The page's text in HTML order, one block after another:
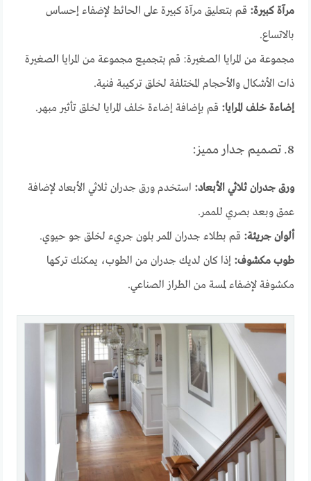
مرآة كبيرة: قم بتعليق مرآة كبيرة على الحائط لإضفاء إحساس
بالاتساع.
مجموعة من المرايا الصغيرة: قم بتجميع مجموعة من المرايا الصغيرة
ذات الأشكال والأحجام المختلفة لخلق تركيبة فنية.
إضاءة خلف المرايا: قم بإضافة إضاءة خلف المرايا لخلق تأثير مبهر.
8. تصميم جدار مميز:
ورق جدران ثلاثي الأبعاد: استخدم ورق جدران ثلاثي الأبعاد لإضافة
عمق وبعد بصري للممر.
ألوان جريئة: قم بطلاء جدران الممر بلون جريء لخلق جو حيوي.
طوب مكشوف: إذا كان لديك جدران من الطوب، يمكنك تركها
مكشوفة لإضفاء لمسة من الطراز الصناعي.